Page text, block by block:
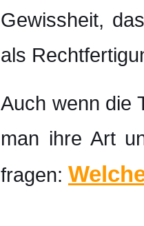
Gewissheit,
als
Auch wenn die
man ihre Art
fragen: